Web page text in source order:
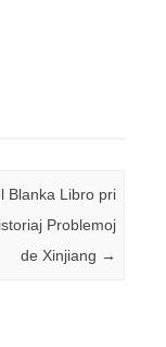
Blanka Libro pri
Problemoj
de Xinjiang →